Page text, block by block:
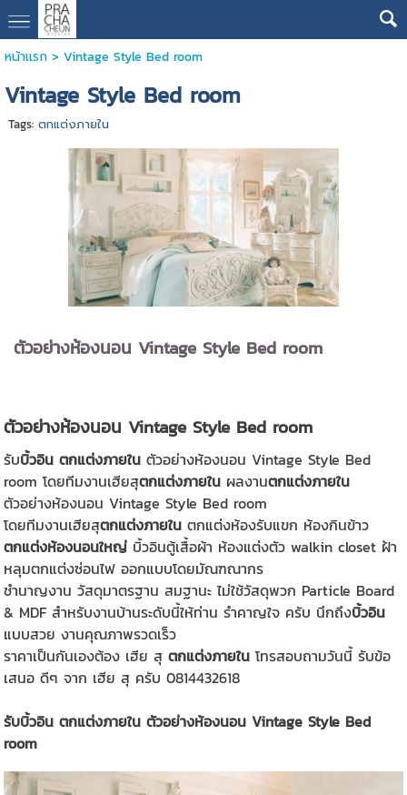
หน้าแรก> Vintage Style Bed room
Vintage Style Bed room
Tags: ตกแต่งภายใน
ตัวอย่างห้องนอน Vintage Style Bed room
ตัวอย่างห้องนอน Vintage Style Bed room
รับบิ้วอิน ตกแต่งภายใน ตัวอย่างห้องนอน Vintage Style Bed
room โดยทีมงานเฮียสุตกแต่งภายใน ผลงานตกแต่งภายใน
ตัวอย่างห้องนอน Vintage Style Bed room
โดยทีมงานเฮียสุตกแต่งภายใน ตกแต่งห้องรับแขก ห้องกินข้าว
ตกแต่งห้องนอนใหญ่ บิ้วอินตู้เสื้อผ้า ห้องแต่งตัว walkin closet ฝ้า
หลุมตกแต่งซ่อนไฟ ออกแบบโดยมัณฑณากร
ชำนาญงาน วัสดุมาตรฐาน สมฐานะ ไม่ใช้วัสดุพวก Particle Board
& MDF สำหรับงานบ้านระดับนี้ให้ท่าน รำคาญใจ ครับ นึกถึงบิ้วอิน
แบบสวย งานคุณภาพรวดเร็ว
ราคาเป็นกันเองต้อง เฮีย สุตกแต่งภายใน โทรสอบถามวันนี้ รับข้อ
เสนอ ดีๆ จาก เฮีย สุ ครับ 0814432618
รับบิ้วอิน ตกแต่งภายใน ตัวอย่างห้องนอน Vintage Style Bed
room